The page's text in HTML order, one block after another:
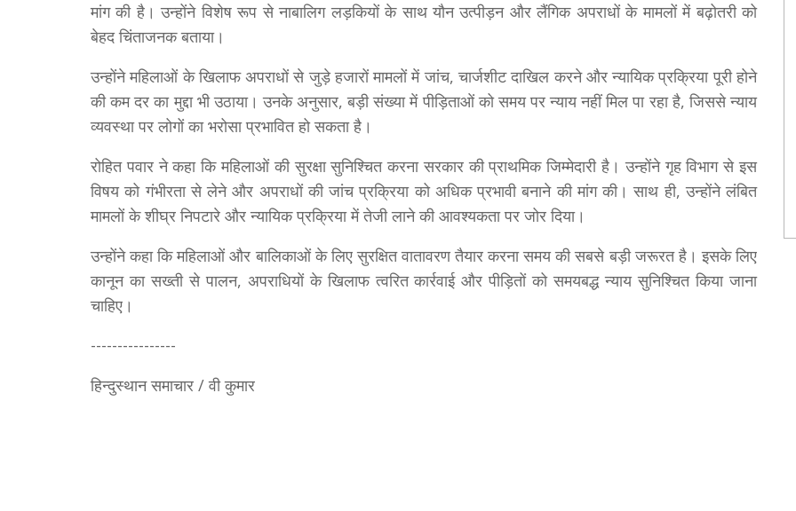
मांग की है। उन्होंने विशेष रूप से नाबालिग लड़कियों के साथ यौन उत्पीड़न और लैंगिक अपराधों के मामलों में बढ़ोतरी को
बेहद चिंताजनक बताया।
उन्होंने महिलाओं के खिलाफ अपराधों से जुड़े हजारों मामलों में जांच, चार्जशीट दाखिल करने और न्यायिक प्रक्रिया पूरी होने
की कम दर का मुद्दा भी उठाया। उनके अनुसार, बड़ी संख्या में पीड़िताओं को समय पर न्याय नहीं मिल पा रहा है, जिससे न्याय
व्यवस्था पर लोगों का भरोसा प्रभावित हो सकता है।
रोहित पवार ने कहा कि महिलाओं की सुरक्षा सुनिश्चित करना सरकार की प्राथमिक जिम्मेदारी है। उन्होंने गृह विभाग से इस
विषय को गंभीरता से लेने और अपराधों की जांच प्रक्रिया को अधिक प्रभावी बनाने की मांग की। साथ ही, उन्होंने लंबित
मामलों के शीघ्र निपटारे और न्यायिक प्रक्रिया में तेजी लाने की आवश्यकता पर जोर दिया।
उन्होंने कहा कि महिलाओं और बालिकाओं के लिए सुरक्षित वातावरण तैयार करना समय की सबसे बड़ी जरूरत है। इसके लिए
कानून का सख्ती से पालन, अपराधियों के खिलाफ त्वरित कार्रवाई और पीड़ितों को समयबद्ध न्याय सुनिश्चित किया जाना
चाहिए।
----------------
हिन्दुस्थान समाचार / वी कुमार